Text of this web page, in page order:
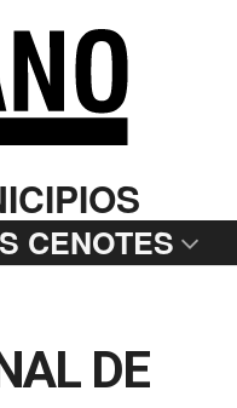
CENOTES
DE